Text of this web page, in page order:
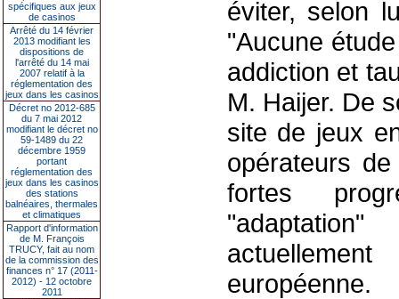
spécifiques aux jeux
de casinos
Arrêté du 14 février
2013 modifiant les
dispositions de
l'arrêté du 14 mai
2007 relatif à la
réglementation des
jeux dans les casinos
Décret no 2012-685
du 7 mai 2012
modifiant le décret no
59-1489 du 22
décembre 1959
portant
réglementation des
jeux dans les casinos
des stations
balnéaires, thermales
et climatiques
Rapport d'information
de M. François
TRUCY, fait au nom
de la commission des
finances n° 17 (2011-
2012) - 12 octobre
2011
éviter, selon
"Aucune
addiction et
M. Haijer. De
site de jeux
opérateurs
fortes
européenne.